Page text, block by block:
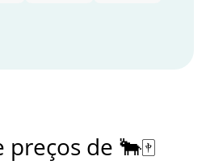
de 🐂🀄️